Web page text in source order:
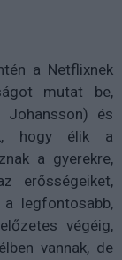
a Netflixnek
mutat be,
Johansson) és
hogy élik a
a gyerekre,
erősségeiket,
legfontosabb,
végéig,
vannak, de